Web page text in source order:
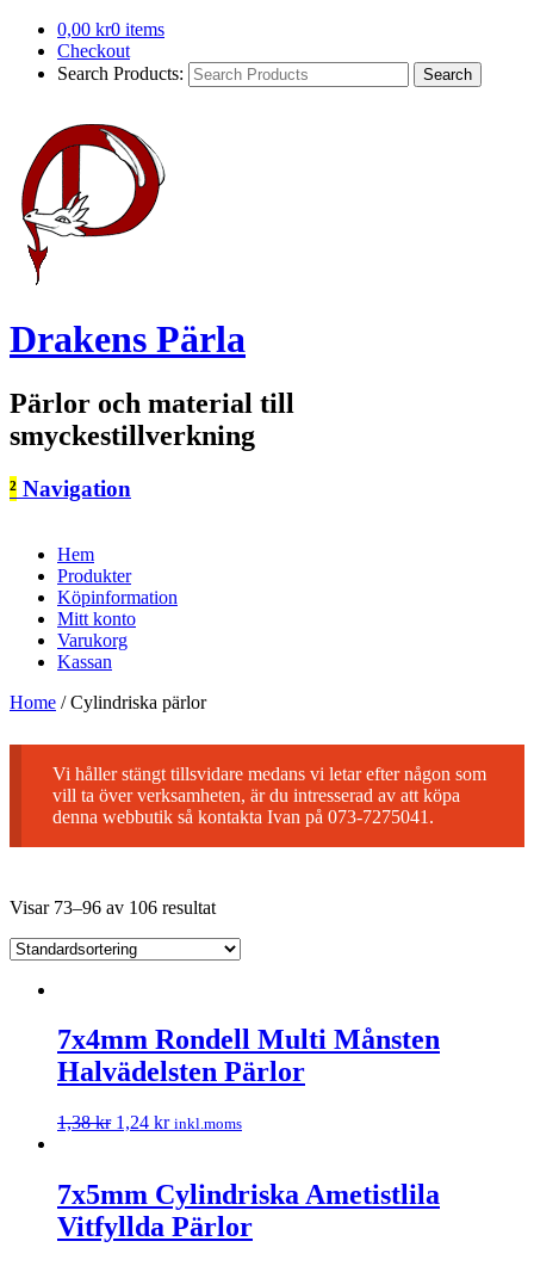
0,00 kr0 items
Checkout
Search Products:
Drakens Pärla
Pärlor och material till
smyckestillverkning
² Navigation
Hem
Produkter
Köpinformation
Mitt konto
Varukorg
Kassan
Home / Cylindriska pärlor
Vi håller stängt tillsvidare medans vi letar efter någon som
vill ta över verksamheten, är du intresserad av att köpa
denna webbutik så kontakta Ivan på 073-7275041.
Visar 73–96 av 106 resultat
7x4mm Rondell Multi Månsten
Halvädelsten Pärlor
1,38kr 1,24 kr inkl.moms
7x5mm Cylindriska Ametistlila
Vitfyllda Pärlor